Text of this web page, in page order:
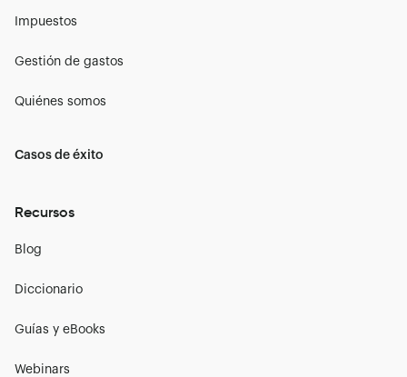
Impuestos
Gestión de gastos
Quiénes somos
Casos de éxito
Recursos
Blog
Diccionario
Guías y eBooks
Webinars